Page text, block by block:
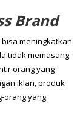
Brand
meningkatkan
tidak memasang
orang yang
iklan, produk
orang yang